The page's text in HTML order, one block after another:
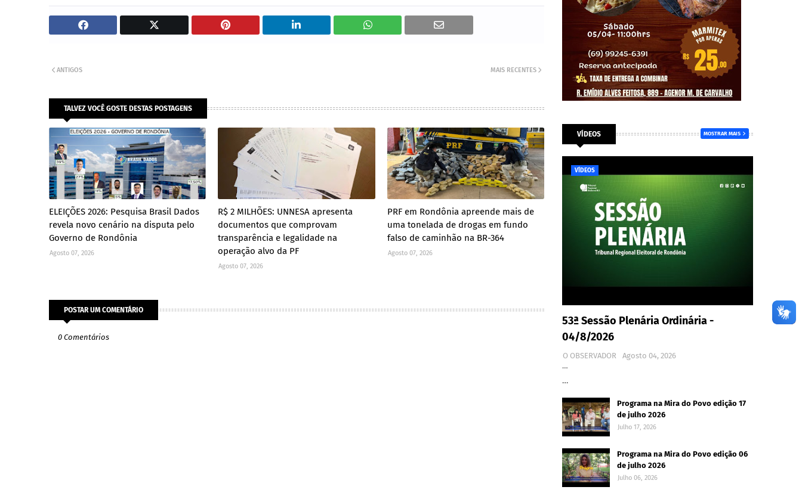
MAIS RECENTES
ANTIGOS
TALVEZ VOCÊ GOSTE DESTAS POSTAGENS
ELEIÇÕES 2026: Pesquisa Brasil Dados
revela novo cenário na disputa pelo
Governo de Rondônia
Agosto 07, 2026
R$ 2 MILHÕES: UNNESA apresenta
documentos que comprovam
transparência e legalidade na
operação alvo da PF
Agosto 07, 2026
PRF em Rondônia apreende mais de
uma tonelada de drogas em fundo
falso de caminhão na BR-364
Agosto 07, 2026
POSTAR UM COMENTÁRIO
0 Comentários
VÍDEOS MOSTRAR MAIS
VÍDEOS
53ª Sessão Plenária Ordinária -
04/8/2026
O OBSERVADOR
Agosto 04, 2026
…
…
Programa na Mira do Povo edição 17
de julho 2026
Julho 17, 2026
Programa na Mira do Povo edição 06
de julho 2026
Julho 06, 2026